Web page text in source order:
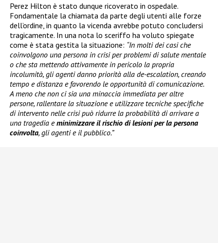
Perez Hilton è stato dunque ricoverato in ospedale.
Fondamentale la chiamata da parte degli utenti alle forze
dell’ordine, in quanto la vicenda avrebbe potuto concludersi
tragicamente. In una nota lo sceriffo ha voluto spiegate
come è stata gestita la situazione: “In molti dei casi che
coinvolgono una persona in crisi per problemi di salute mentale
o che sta mettendo attivamente in pericolo la propria
incolumità, gli agenti danno priorità alla de-escalation, creando
tempo e distanza e favorendo le opportunità di comunicazione.
A meno che non ci sia una minaccia immediata per altre
persone, rallentare la situazione e utilizzare tecniche specifiche
di intervento nelle crisi può ridurre la probabilità di arrivare a
una tragedia eminimizzare il rischio di lesioni per la persona
coinvolta, gli agenti e il pubblico.”